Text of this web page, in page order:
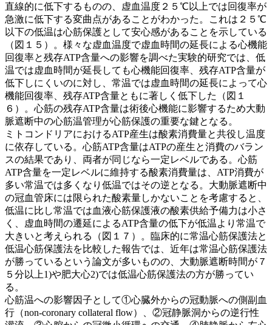
直線的に低下するものの、虚血温度２５℃以上では回復率が
急激に低下する変曲点があることがわかった。これは２５℃
以下の低温は心筋保護として安心感があることを示している
（図１５）。様々な虚血温度で虚血時間の延長による心機能
回復率と残存ATP含量への影響を調べた実験的研究では、低
温では虚血時間が延長しても心機能回復率、残存ATP含量が
低下しにくいのに対し、常温では虚血時間の延長によって心
機能回復率、残存ATP含量ともに著しく低下した（図１
６）。心筋の残存ATP含量は術後心機能に影響するため大動
脈遮断中の心筋温管理が心筋保護の重要な鍵となる。
ミトコンドリアにおけるATP産生は酸素消費量と共役し温度
に依存している。心筋ATP含量はATPの産生と消費のバラン
スの結果であり、両者が同じなら一定レベルである。心筋
ATP含量を一定レベルに維持する酸素消費量は、ATP消費が
多い常温では多くなり低温ではその逆となる。大動脈遮断中
の冠血管床には限られた酸素量しかないことを考慮すると、
低温に比し常温では血液心筋保護液の酸素供給予備力は小さ
く、虚血時間の遷延によるATP含量の低下が低温より常温で
大きいと考えられる（図１７）。臨床的に常温心筋保護法と
低温心筋保護法を比較した報告では、近年は常温心筋保護法
が勝っているという論文が多いものの、大動脈遮断時間が７
５分以上1)や肥大心2)では低温心筋保護法の方が勝ってい
る。
心筋温への影響因子として①心臓外からの冠動脈への側副血
行（non-coronary collateral flow）、②冠静脈洞からの逆行性